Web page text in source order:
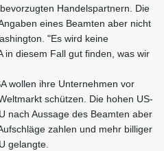
Handelspartnern. Die
eines Beamten aber nicht
"Es wird keine
in diesem Fall gut finden, was wir
wollen ihre Unternehmen vor
schützen. Die hohen US-
nach Aussage des Beamten aber
zahlen und mehr billiger
gelangte.